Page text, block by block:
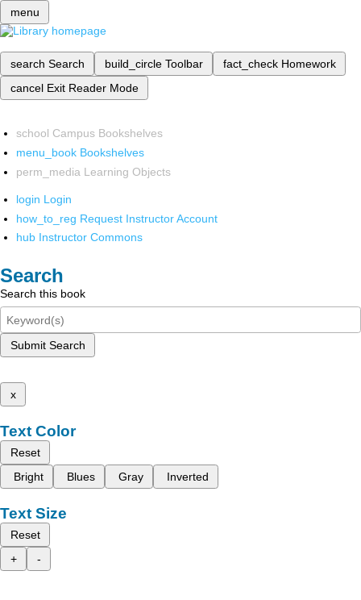
menu
search Search build_circle Toolbar fact_check Homework
cancel Exit Reader Mode
school Campus Bookshelves
menu_book Bookshelves
perm_media Learning Objects
login Login
how_to_reg Request Instructor Account
hub Instructor Commons
Search
Search this book
Submit Search
x
Text Color
Reset
Bright
Blues Gray Inverted
Text Size
Reset
+
-